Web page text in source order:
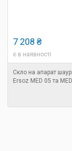
7 208 ₴
є в наявності
Скло на апарат
Ersoz MED 05 та